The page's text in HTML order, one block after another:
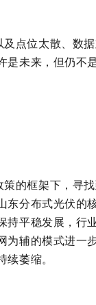
点位太散、数
是未来，但仍不
的框架下，寻
东分布式光伏的
持平稳发展，行
为辅的模式进一
续萎缩。